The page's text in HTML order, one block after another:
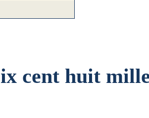
huit mille